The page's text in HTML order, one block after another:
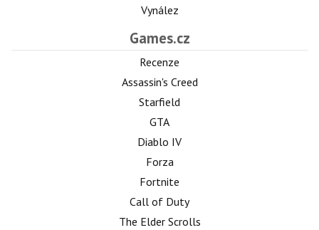
Vynález
Games.cz
Recenze
Assassin's Creed
Starfield
GTA
Diablo IV
Forza
Fortnite
Call of Duty
The Elder Scrolls